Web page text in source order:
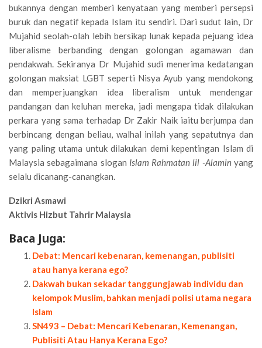
bukannya dengan memberi kenyataan yang memberi persepsi
buruk dan negatif kepada Islam itu sendiri. Dari sudut lain, Dr
Mujahid seolah-olah lebih bersikap lunak kepada pejuang idea
liberalisme berbanding dengan golongan agamawan dan
pendakwah. Sekiranya Dr Mujahid sudi menerima kedatangan
golongan maksiat LGBT seperti Nisya Ayub yang mendokong
dan memperjuangkan idea liberalism untuk mendengar
pandangan dan keluhan mereka, jadi mengapa tidak dilakukan
perkara yang sama terhadap Dr Zakir Naik iaitu berjumpa dan
berbincang dengan beliau, walhal inilah yang sepatutnya dan
yang paling utama untuk dilakukan demi kepentingan Islam di
Malaysia sebagaimana slogan Islam Rahmatan lil -Alaminyang
selalu dicanang-canangkan.
Dzikri Asmawi
Aktivis Hizbut Tahrir Malaysia
Baca Juga:
Debat: Mencari kebenaran, kemenangan, publisiti
atau hanya kerana ego?
Dakwah bukan sekadar tanggungjawab individu dan
kelompok Muslim, bahkan menjadi polisi utama negara
Islam
SN493 – Debat: Mencari Kebenaran, Kemenangan,
Publisiti Atau Hanya Kerana Ego?